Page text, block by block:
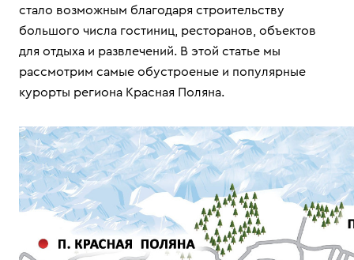
стало возможным благодаря строительству
большого числа гостиниц, ресторанов, объектов
для отдыха и развлечений. В этой статье мы
рассмотрим самые обустроеные и популярные
курорты региона Красная Поляна.